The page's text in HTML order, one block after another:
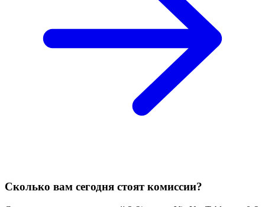
Сколько вам сегодня стоят комиссии?